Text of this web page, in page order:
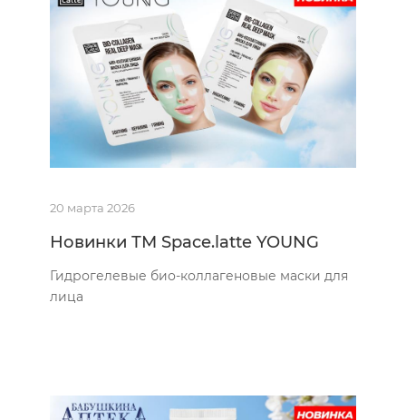
20 марта 2026
Новинки ТМ Space.latte YOUNG
Гидрогелевые био-коллагеновые маски для
лица